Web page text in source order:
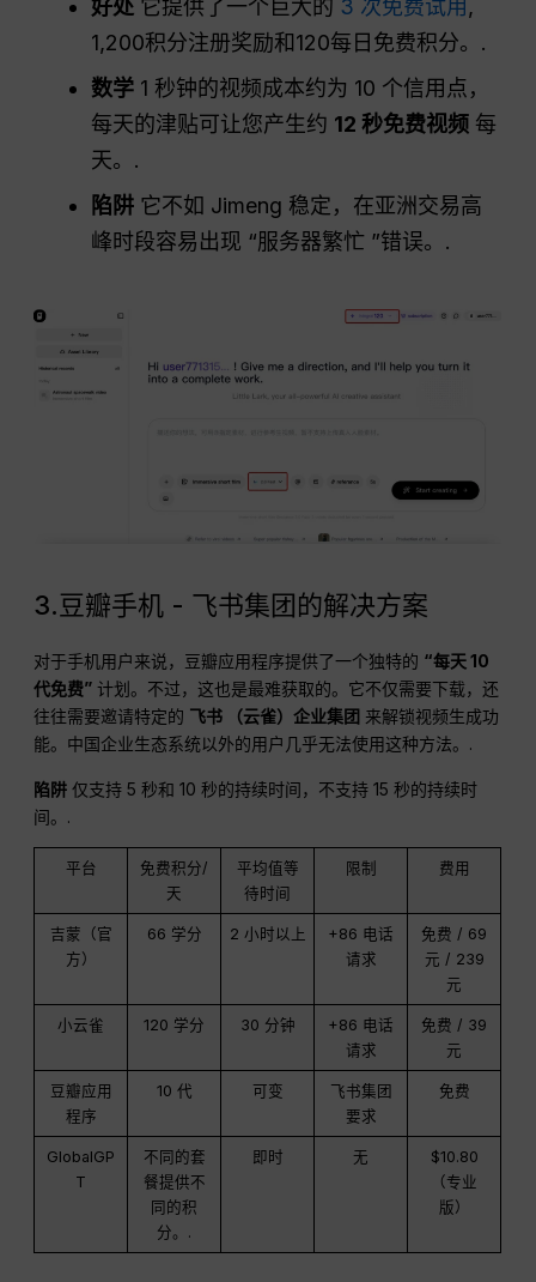
好处 它提供了一个巨大的 3 次免费试用,
1,200积分注册奖励和120每日免费积分。.
数学 1 秒钟的视频成本约为 10 个信用点，
每天的津贴可让您产生约 12 秒免费视频 每
天。.
陷阱 它不如 Jimeng 稳定，在亚洲交易高
峰时段容易出现 “服务器繁忙 ”错误。.
3.豆瓣手机 - 飞书集团的解决方案
对于手机用户来说，豆瓣应用程序提供了一个独特的 “每天 10
代免费” 计划。不过，这也是最难获取的。它不仅需要下载，还
往往需要邀请特定的 飞书 （云雀）企业集团 来解锁视频生成功
能。中国企业生态系统以外的用户几乎无法使用这种方法。.
陷阱 仅支持 5 秒和 10 秒的持续时间，不支持 15 秒的持续时
间。.
平台
免费积分/
天
平均值等
待时间
限制 费用
吉蒙（官
方）
66 学分 2 小时以上
+86 电话
请求
免费 / 69
元 / 239
元
小云雀 120 学分 30 分钟
+86 电话
请求
免费 / 39
元
豆瓣应用
程序
10 代 可变
飞书集团
要求
免费
GlobalGP
T
不同的套
餐提供不
同的积
分。.
即时 无
$10.80
（专业
版）